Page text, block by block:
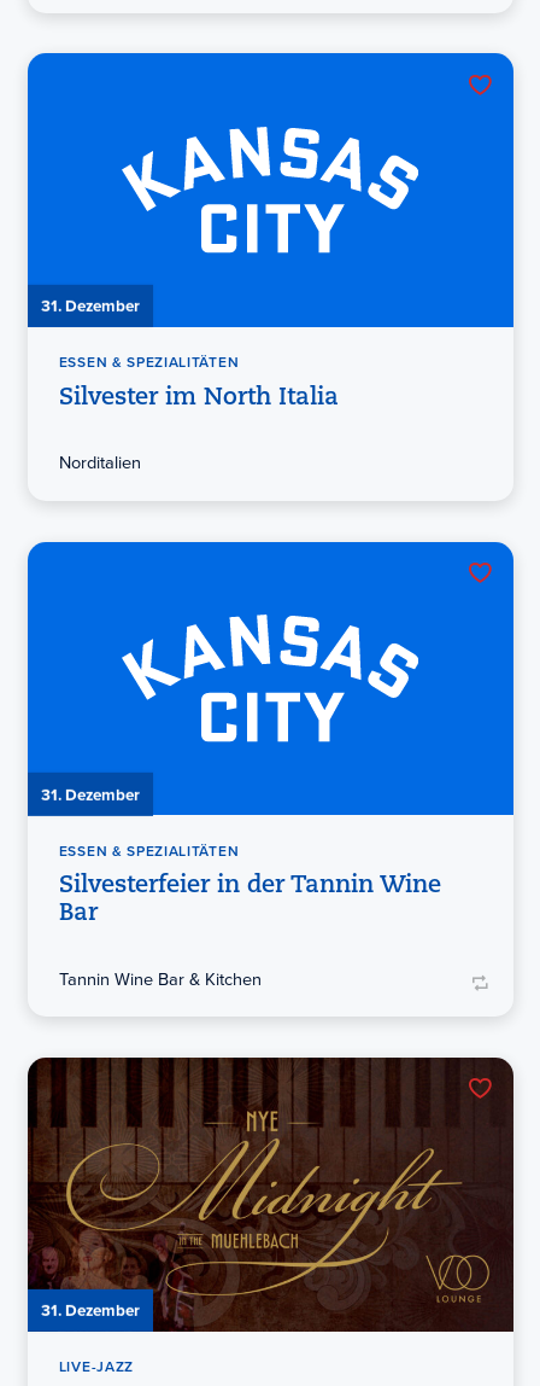
31. Dezember
ESSEN & SPEZIALITÄTEN
Silvester im North Italia
Norditalien
31. Dezember
ESSEN & SPEZIALITÄTEN
Silvesterfeier in der Tannin Wine
Bar
Tannin Wine Bar & Kitchen
31. Dezember
LIVE-JAZZ